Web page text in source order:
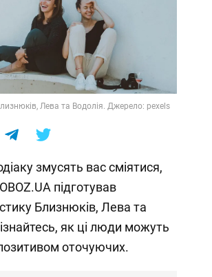
Лева та Водолія. Джерело: pexels
змусять вас сміятися,
підготував
Близнюків, Лева та
як ці люди можуть
оточуючих.